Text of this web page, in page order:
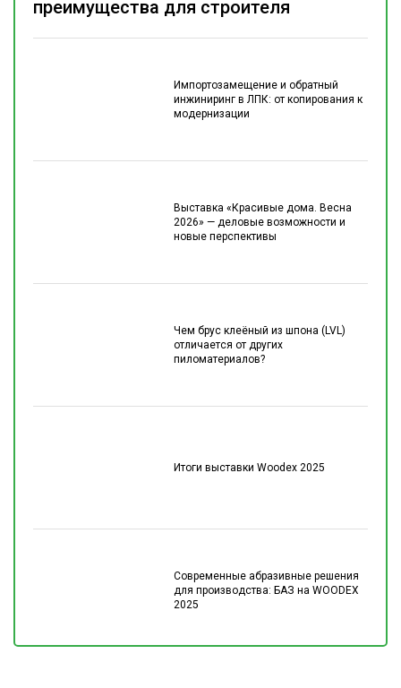
Импортозамещение и обратный
инжиниринг в ЛПК: от копирования к
модернизации
Выставка «Красивые дома. Весна
2026» — деловые возможности и
новые перспективы
Чем брус клеёный из шпона (LVL)
отличается от других
пиломатериалов?
Итоги выставки Woodex 2025
Современные абразивные решения
для производства: БАЗ на WOODEX
2025
преимущества для строителя